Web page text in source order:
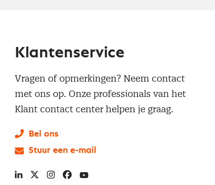
Klantenservice
Vragen of opmerkingen? Neem contact
met ons op. Onze professionals van het
Klant contact center helpen je graag.
Bel ons
Stuur een e-mail
LinkedIn
X Instagram
Facebook
YouTube